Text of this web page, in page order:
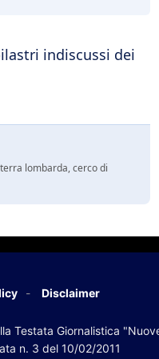
indiscussi dei
lombarda, cerco di
Disclaimer
Testata Giornalistica
n. 3 del 10/02/2011